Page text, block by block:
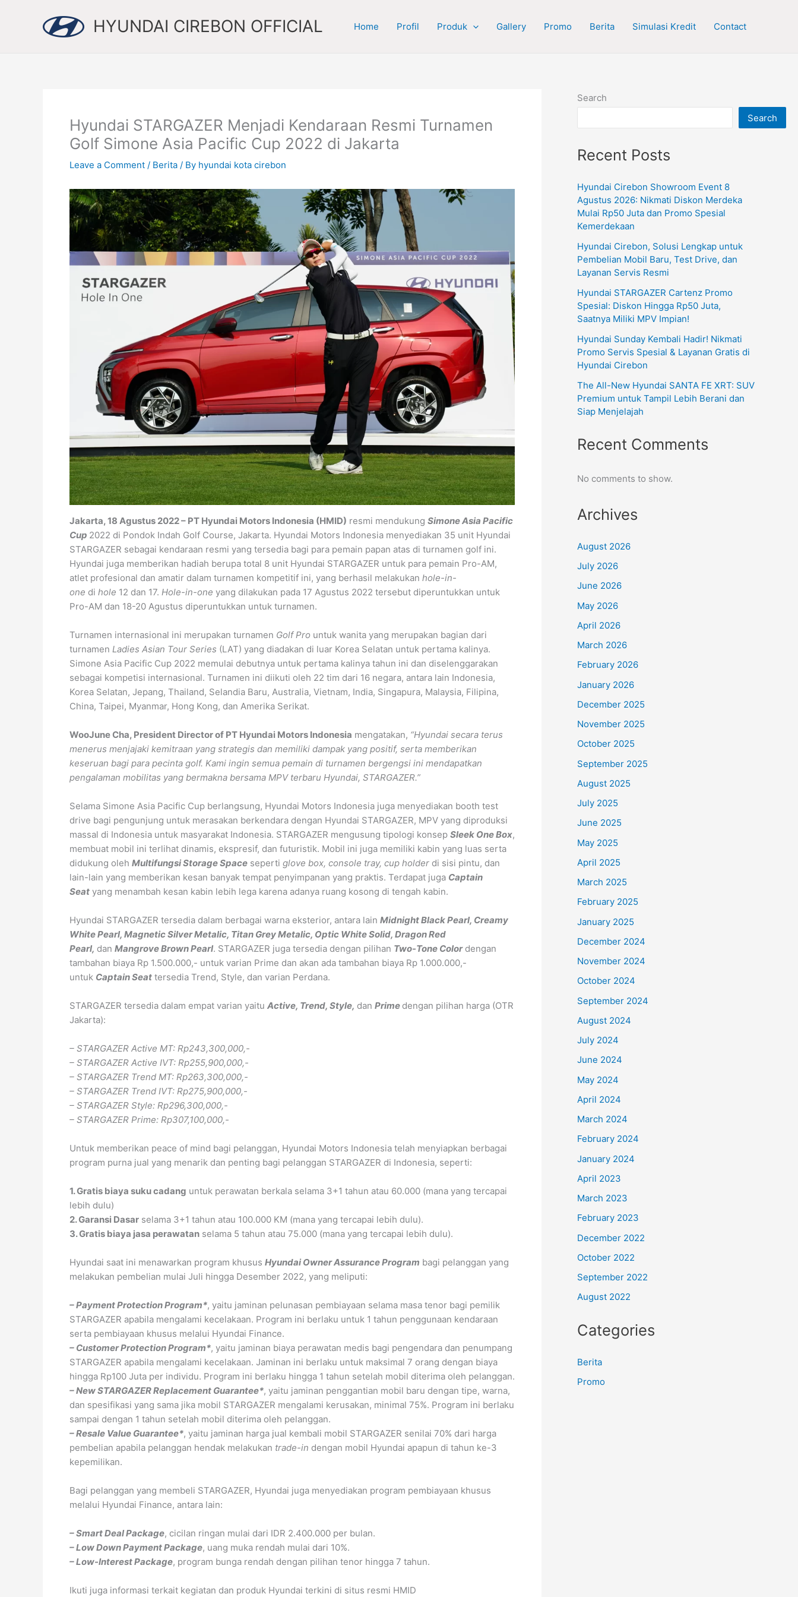
HYUNDAI CIREBON OFFICIAL Home Profil Produk Gallery Promo Berita Simulasi Kredit Contact
Hyundai STARGAZER Menjadi Kendaraan Resmi Turnamen
Golf Simone Asia Pacific Cup 2022 di Jakarta
Leave a Comment / Berita / By hyundai kota cirebon
Jakarta, 18 Agustus 2022 – PT Hyundai Motors Indonesia (HMID) resmi mendukung Simone Asia Pacific
Cup 2022 di Pondok Indah Golf Course, Jakarta. Hyundai Motors Indonesia menyediakan 35 unit Hyundai
STARGAZER sebagai kendaraan resmi yang tersedia bagi para pemain papan atas di turnamen golf ini.
Hyundai juga memberikan hadiah berupa total 8 unit Hyundai STARGAZER untuk para pemain Pro-AM,
atlet profesional dan amatir dalam turnamen kompetitif ini, yang berhasil melakukan hole-in-
one di hole 12 dan 17. Hole-in-one yang dilakukan pada 17 Agustus 2022 tersebut diperuntukkan untuk
Pro-AM dan 18-20 Agustus diperuntukkan untuk turnamen.
Turnamen internasional ini merupakan turnamen Golf Pro untuk wanita yang merupakan bagian dari
turnamen Ladies Asian Tour Series (LAT) yang diadakan di luar Korea Selatan untuk pertama kalinya.
Simone Asia Pacific Cup 2022 memulai debutnya untuk pertama kalinya tahun ini dan diselenggarakan
sebagai kompetisi internasional. Turnamen ini diikuti oleh 22 tim dari 16 negara, antara lain Indonesia,
Korea Selatan, Jepang, Thailand, Selandia Baru, Australia, Vietnam, India, Singapura, Malaysia, Filipina,
China, Taipei, Myanmar, Hong Kong, dan Amerika Serikat.
WooJune Cha, President Director of PT Hyundai Motors Indonesia mengatakan, “Hyundai secara terus
menerus menjajaki kemitraan yang strategis dan memiliki dampak yang positif, serta memberikan
keseruan bagi para pecinta golf. Kami ingin semua pemain di turnamen bergengsi ini mendapatkan
pengalaman mobilitas yang bermakna bersama MPV terbaru Hyundai, STARGAZER.”
Selama Simone Asia Pacific Cup berlangsung, Hyundai Motors Indonesia juga menyediakan booth test
drive bagi pengunjung untuk merasakan berkendara dengan Hyundai STARGAZER, MPV yang diproduksi
massal di Indonesia untuk masyarakat Indonesia. STARGAZER mengusung tipologi konsep Sleek One Box,
membuat mobil ini terlihat dinamis, ekspresif, dan futuristik. Mobil ini juga memiliki kabin yang luas serta
didukung oleh Multifungsi Storage Space seperti glove box, console tray, cup holder di sisi pintu, dan
lain-lain yang memberikan kesan banyak tempat penyimpanan yang praktis. Terdapat juga Captain
Seat yang menambah kesan kabin lebih lega karena adanya ruang kosong di tengah kabin.
Hyundai STARGAZER tersedia dalam berbagai warna eksterior, antara lain Midnight Black Pearl, Creamy
White Pearl, Magnetic Silver Metalic, Titan Grey Metalic, Optic White Solid, Dragon Red
Pearl, dan Mangrove Brown Pearl. STARGAZER juga tersedia dengan pilihan Two-Tone Colordengan
tambahan biaya Rp 1.500.000,- untuk varian Prime dan akan ada tambahan biaya Rp 1.000.000,-
untuk Captain Seat tersedia Trend, Style, dan varian Perdana.
STARGAZER tersedia dalam empat varian yaitu Active, Trend, Style, dan Prime dengan pilihan harga (OTR
Jakarta):
– STARGAZER Active MT: Rp243,300,000,-
– STARGAZER Active IVT: Rp255,900,000,-
– STARGAZER Trend MT: Rp263,300,000,-
– STARGAZER Trend IVT: Rp275,900,000,-
– STARGAZER Style: Rp296,300,000,-
– STARGAZER Prime: Rp307,100,000,-
Untuk memberikan peace of mind bagi pelanggan, Hyundai Motors Indonesia telah menyiapkan berbagai
program purna jual yang menarik dan penting bagi pelanggan STARGAZER di Indonesia, seperti:
1. Gratis biaya suku cadang untuk perawatan berkala selama 3+1 tahun atau 60.000 (mana yang tercapai
lebih dulu)
2. Garansi Dasar selama 3+1 tahun atau 100.000 KM (mana yang tercapai lebih dulu).
3. Gratis biaya jasa perawatan selama 5 tahun atau 75.000 (mana yang tercapai lebih dulu).
Hyundai saat ini menawarkan program khusus Hyundai Owner Assurance Program bagi pelanggan yang
melakukan pembelian mulai Juli hingga Desember 2022, yang meliputi:
– Payment Protection Program*, yaitu jaminan pelunasan pembiayaan selama masa tenor bagi pemilik
STARGAZER apabila mengalami kecelakaan. Program ini berlaku untuk 1 tahun penggunaan kendaraan
serta pembiayaan khusus melalui Hyundai Finance.
– Customer Protection Program*, yaitu jaminan biaya perawatan medis bagi pengendara dan penumpang
STARGAZER apabila mengalami kecelakaan. Jaminan ini berlaku untuk maksimal 7 orang dengan biaya
hingga Rp100 Juta per individu. Program ini berlaku hingga 1 tahun setelah mobil diterima oleh pelanggan.
– New STARGAZER Replacement Guarantee*, yaitu jaminan penggantian mobil baru dengan tipe, warna,
dan spesifikasi yang sama jika mobil STARGAZER mengalami kerusakan, minimal 75%. Program ini berlaku
sampai dengan 1 tahun setelah mobil diterima oleh pelanggan.
– Resale Value Guarantee*, yaitu jaminan harga jual kembali mobil STARGAZER senilai 70% dari harga
pembelian apabila pelanggan hendak melakukan trade-in dengan mobil Hyundai apapun di tahun ke-3
kepemilikan.
Bagi pelanggan yang membeli STARGAZER, Hyundai juga menyediakan program pembiayaan khusus
melalui Hyundai Finance, antara lain:
– Smart Deal Package, cicilan ringan mulai dari IDR 2.400.000 per bulan.
– Low Down Payment Package, uang muka rendah mulai dari 10%.
– Low-Interest Package, program bunga rendah dengan pilihan tenor hingga 7 tahun.
Ikuti juga informasi terkait kegiatan dan produk Hyundai terkini di situs resmi HMID
Search
Search
Recent Posts
Hyundai Cirebon Showroom Event 8
Agustus 2026: Nikmati Diskon Merdeka
Mulai Rp50 Juta dan Promo Spesial
Kemerdekaan
Hyundai Cirebon, Solusi Lengkap untuk
Pembelian Mobil Baru, Test Drive, dan
Layanan Servis Resmi
Hyundai STARGAZER Cartenz Promo
Spesial: Diskon Hingga Rp50 Juta,
Saatnya Miliki MPV Impian!
Hyundai Sunday Kembali Hadir! Nikmati
Promo Servis Spesial & Layanan Gratis di
Hyundai Cirebon
The All-New Hyundai SANTA FE XRT: SUV
Premium untuk Tampil Lebih Berani dan
Siap Menjelajah
Recent Comments
No comments to show.
Archives
August 2026
July 2026
June 2026
May 2026
April 2026
March 2026
February 2026
January 2026
December 2025
November 2025
October 2025
September 2025
August 2025
July 2025
June 2025
May 2025
April 2025
March 2025
February 2025
January 2025
December 2024
November 2024
October 2024
September 2024
August 2024
July 2024
June 2024
May 2024
April 2024
March 2024
February 2024
January 2024
April 2023
March 2023
February 2023
December 2022
October 2022
September 2022
August 2022
Categories
Berita
Promo